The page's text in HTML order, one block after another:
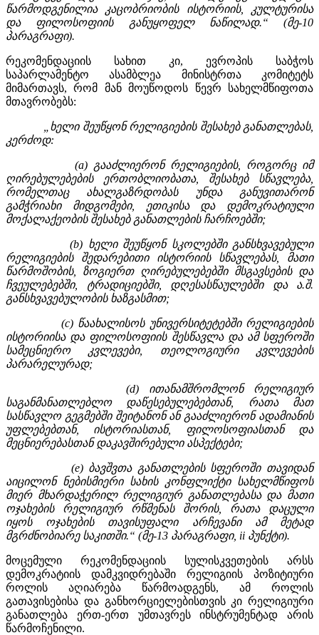
წარმოდგენილია კაცობრიობის ისტორიის, კულტურისა
და ფილოსოფიის განუყოფელ ნაწილად.“ (მე-10
პარაგრაფი).
რეკომენდაციის სახით კი, ევროპის საბჭოს
საპარლამენტო ასამბლეა მინისტრთა კომიტეტს
მიმართავს, რომ მან მოუწოდოს წევრ სახელმწიფოთა
მთავრობებს:
„ხელი შეუწყონ რელიგიების შესახებ განათლებას,
კერძოდ:
(a) გააძლიერონ რელიგიების, როგორც იმ
ღირებულებების ერთობლიობათა, შესახებ სწავლება,
რომელთაც ახალგაზრდობას უნდა განუვითარონ
გამჭრიახი მიდგომები, ეთიკისა და დემოკრატიული
მოქალაქეობის შესახებ განათლების ჩარჩოებში;
(b) ხელი შეუწყონ სკოლებში განსხვავებული
რელიგიების შედარებითი ისტორიის სწავლებას, მათი
წარმოშობის, ზოგიერთ ღირებულებებში მსგავსების და
ჩვეულებებში, ტრადიციებში, დღესასწაულებში და ა.შ.
განსხვავებულობის ხაზგასმით;
(c) წაახალისოს უნივერსიტეტებში რელიგიების
ისტორიისა და ფილოსოფიის შესწავლა და ამ სფეროში
სამეცნიერო კვლევები, თეოლოგიური კვლევების
პარარელურად;
(d) ითანამშრომლონ რელიგიურ
საგანმანათლებლო დაწესებულებებთან, რათა მათ
სასწავლო გეგმებში შეიტანონ ან გააძლიერონ ადამიანის
უფლებებთან, ისტორიასთან, ფილოსოფიასთან და
მეცნიერებასთან დაკავშირებული ასპექტები;
(e) ბავშვთა განათლების სფეროში თავიდან
აიცილონ ნებისმიერი სახის კონფლიქტი სახელმწიფოს
მიერ მხარდაჭერილ რელიგიურ განათლებასა და მათი
ოჯახების რელიგიურ რწმენას შორის, რათა დაცული
იყოს ოჯახების თავისუფალი არჩევანი ამ მეტად
მგრძნობიარე საკითში.“ (მე-13 პარაგრაფი, ii პუნქტი).
მოცემული რეკომენდაციის სულისკვეთების არსს
დემოკრატიის დამკვიდრებაში რელიგიის პოზიტიური
როლის აღიარება წარმოადგენს, ამ როლის
გათავისებისა და განხორციელებისთვის კი რელიგიური
განათლება ერთ-ერთ უმთავრეს ინსტრუმენტად არის
წარმოჩენილი.